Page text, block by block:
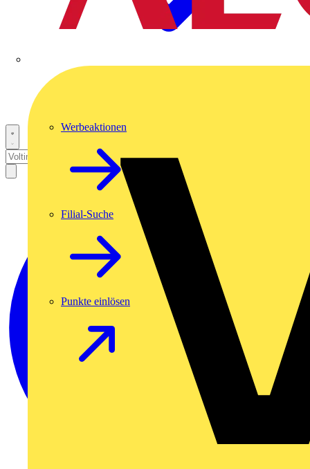
Werbeaktionen
Filial-Suche
Punkte einlösen